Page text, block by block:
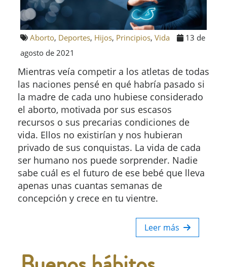
Aborto, Deportes, Hijos, Principios, Vida
13 de
agosto de 2021
Mientras veía competir a los atletas de todas
las naciones pensé en qué habría pasado si
la madre de cada uno hubiese considerado
el aborto, motivada por sus escasos
recursos o sus precarias condiciones de
vida. Ellos no existirían y nos hubieran
privado de sus conquistas. La vida de cada
ser humano nos puede sorprender. Nadie
sabe cuál es el futuro de ese bebé que lleva
apenas unas cuantas semanas de
concepción y crece en tu vientre.
Leer más